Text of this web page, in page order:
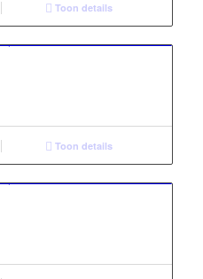
Toon details
Toon details